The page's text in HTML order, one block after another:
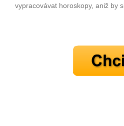
vypracovávat horoskopy, aniž by